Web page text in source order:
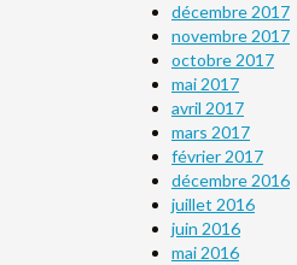
décembre 2017
novembre 2017
octobre 2017
mai 2017
avril 2017
mars 2017
février 2017
décembre 2016
juillet 2016
juin 2016
mai 2016